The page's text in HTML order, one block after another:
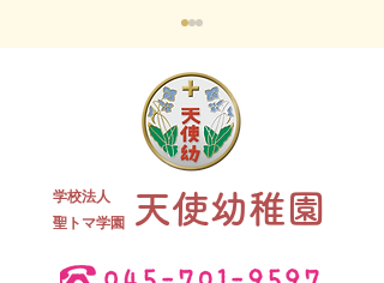
夏祭り 全学年
学校法人
​聖トマ学園
天使幼稚園